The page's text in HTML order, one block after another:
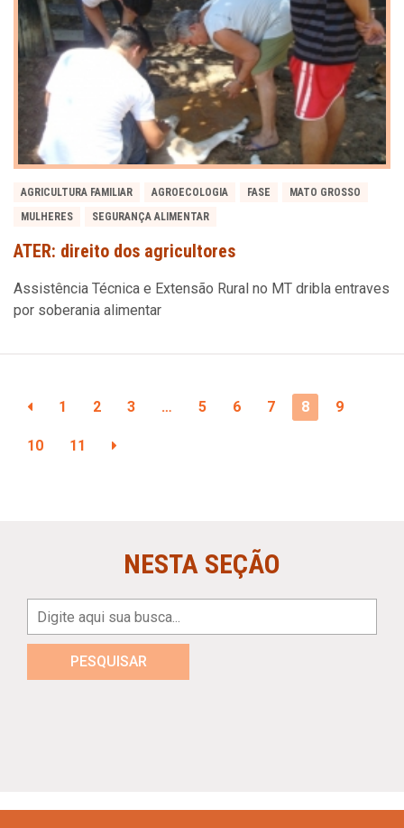
AGRICULTURA FAMILIAR AGROECOLOGIA FASE
MATO GROSSO
MULHERES
SEGURANÇA ALIMENTAR
ATER: direito dos agricultores
Assistência Técnica e Extensão Rural no MT dribla entraves
por soberania alimentar
1 2 3 … 5 6 7 8 9
10 11
NESTA SEÇÃO
PESQUISAR